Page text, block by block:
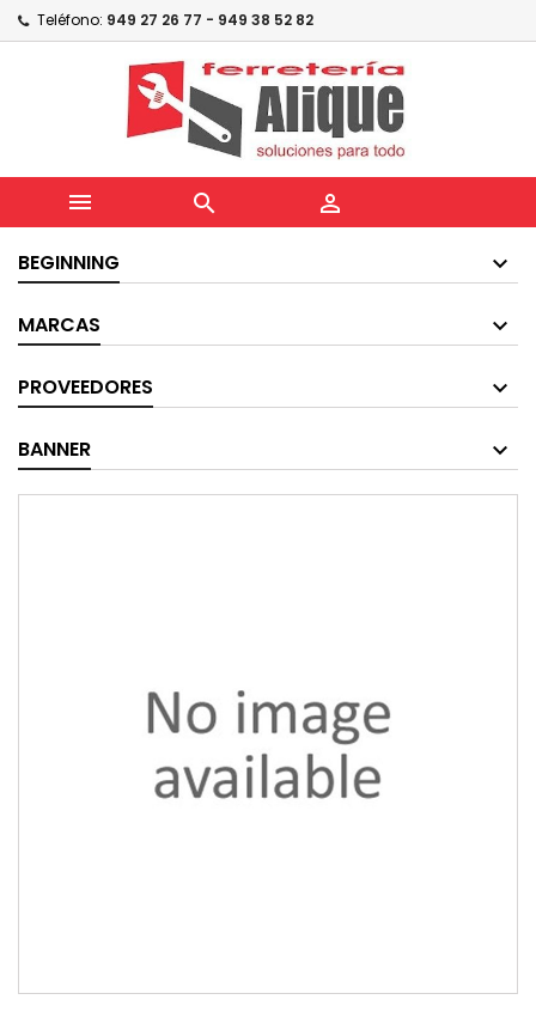
Teléfono: 949 27 26 77 - 949 38 52 82
  
BEGINNING
MARCAS
PROVEEDORES
BANNER